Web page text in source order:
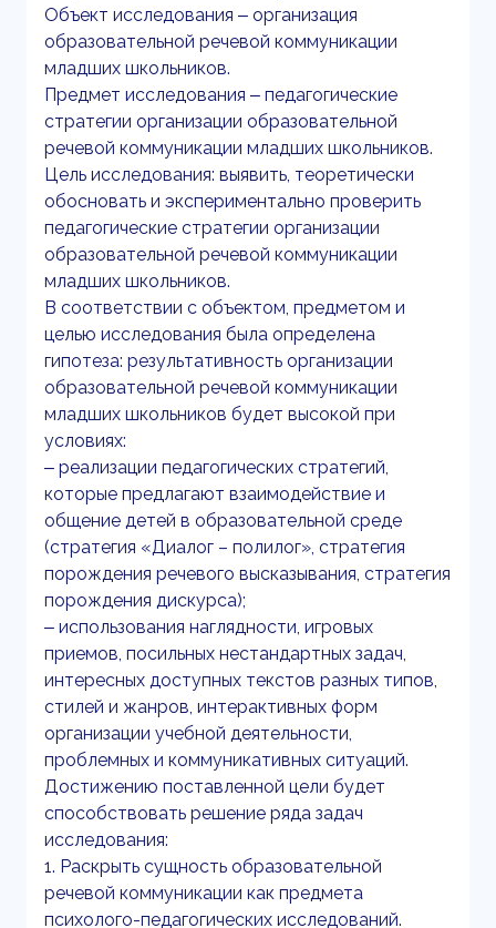
Объект исследования ‒ организация
образовательной речевой коммуникации
младших школьников.
Предмет исследования ‒ педагогические
стратегии организации образовательной
речевой коммуникации младших школьников.
Цель исследования: выявить, теоретически
обосновать и экспериментально проверить
педагогические стратегии организации
образовательной речевой коммуникации
младших школьников.
В соответствии с объектом, предметом и
целью исследования была определена
гипотеза: результативность организации
образовательной речевой коммуникации
младших школьников будет высокой при
условиях:
‒ реализации педагогических стратегий,
которые предлагают взаимодействие и
общение детей в образовательной среде
(стратегия «Диалог – полилог», стратегия
порождения речевого высказывания, стратегия
порождения дискурса);
‒ использования наглядности, игровых
приемов, посильных нестандартных задач,
интересных доступных текстов разных типов,
стилей и жанров, интерактивных форм
организации учебной деятельности,
проблемных и коммуникативных ситуаций.
Достижению поставленной цели будет
способствовать решение ряда задач
исследования:
1. Раскрыть сущность образовательной
речевой коммуникации как предмета
психолого-педагогических исследований.